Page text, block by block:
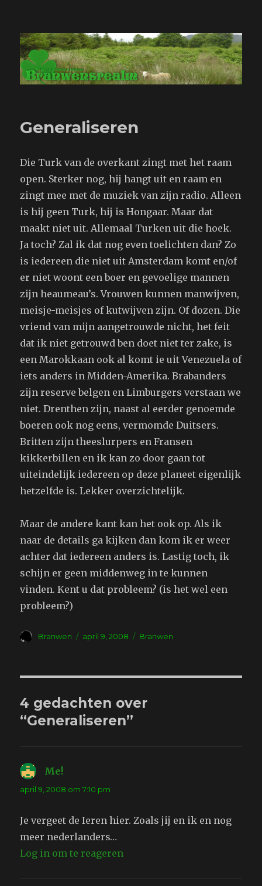
Branwensrealm.com
Generaliseren
Die Turk van de overkant zingt met het raam
open. Sterker nog, hij hangt uit en raam en
zingt mee met de muziek van zijn radio. Alleen
is hij geen Turk, hij is Hongaar. Maar dat
maakt niet uit. Allemaal Turken uit die hoek.
Ja toch? Zal ik dat nog even toelichten dan? Zo
is iedereen die niet uit Amsterdam komt en/of
er niet woont een boer en gevoelige mannen
zijn heaumeau’s. Vrouwen kunnen manwijven,
meisje-meisjes of kutwijven zijn. Of dozen. Die
vriend van mijn aangetrouwde nicht, het feit
dat ik niet getrouwd ben doet niet ter zake, is
een Marokkaan ook al komt ie uit Venezuela of
iets anders in Midden-Amerika. Brabanders
zijn reserve belgen en Limburgers verstaan we
niet. Drenthen zijn, naast al eerder genoemde
boeren ook nog eens, vermomde Duitsers.
Britten zijn theeslurpers en Fransen
kikkerbillen en ik kan zo door gaan tot
uiteindelijk iedereen op deze planeet eigenlijk
hetzelfde is. Lekker overzichtelijk.
Maar de andere kant kan het ook op. Als ik
naar de details ga kijken dan kom ik er weer
achter dat iedereen anders is. Lastig toch, ik
schijn er geen middenweg in te kunnen
vinden. Kent u dat probleem? (is het wel een
probleem?)
Auteur
Branwen
Geplaatst
april 9, 2008 Tags
Branwen
4 gedachten over
“Generaliseren”
Me!
april 9, 2008 om 7:10 pm
Je vergeet de Ieren hier. Zoals jij en ik en nog
meer nederlanders…
Log in om te reageren